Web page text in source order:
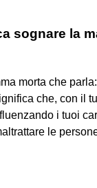
sognare la
morta che
che, con il
i tuoi
le